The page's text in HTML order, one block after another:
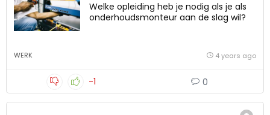
Welke opleiding heb je nodig als je als
onderhoudsmonteur aan de slag wil?
WERK 4 years ago
-1 0